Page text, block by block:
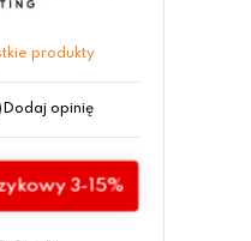
produkty
Dodaj opinię
3-15%